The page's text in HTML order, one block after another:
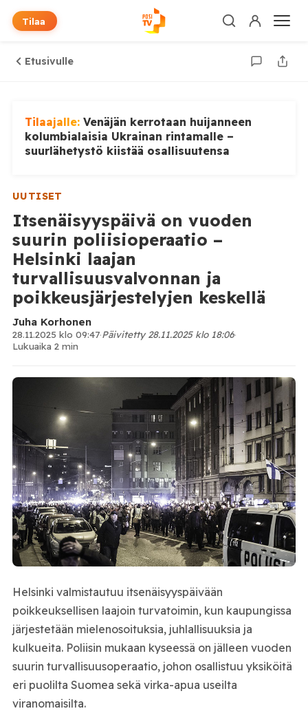
Tilaa
Etusivulle
Tilaajalle: Venäjän kerrotaan huijanneen
kolumbialaisia Ukrainan rintamalle –
suurlähetystö kiistää osallisuutensa
UUTISET
Itsenäisyyspäivä on vuoden
suurin poliisioperaatio –
Helsinki laajan
turvallisuusvalvonnan ja
poikkeusjärjestelyjen keskellä
Juha Korhonen
28.11.2025 klo 09:47·Päivitetty 28.11.2025 klo 18:06·
Lukuaika 2 min
Helsinki valmistautuu itsenäisyyspäivään
poikkeuksellisen laajoin turvatoimin, kun kaupungissa
järjestetään mielenosoituksia, juhlallisuuksia ja
kulkueita. Poliisin mukaan kyseessä on jälleen vuoden
suurin turvallisuusoperaatio, johon osallistuu yksiköitä
eri puolilta Suomea sekä virka-apua useilta
viranomaisilta.